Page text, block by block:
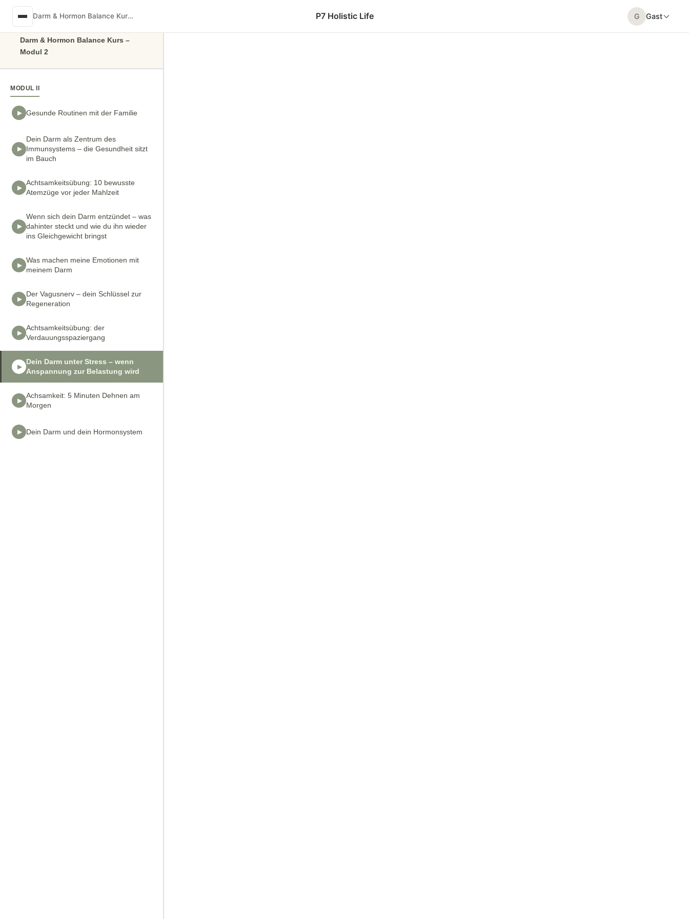
Skip to content
Darm & Hormon Balance Kurs –
Modul 2
MODUL II
Gesunde Routinen mit der Familie
Dein Darm als Zentrum des
Immunsystems – die Gesundheit sitzt
im Bauch
Achtsamkeitsübung: 10 bewusste
Atemzüge vor jeder Mahlzeit
Wenn sich dein Darm entzündet – was
dahinter steckt und wie du ihn wieder
ins Gleichgewicht bringst
Was machen meine Emotionen mit
meinem Darm
Der Vagusnerv – dein Schlüssel zur
Regeneration
Achtsamkeitsübung: der
Verdauungsspaziergang
Dein Darm unter Stress – wenn
Anspannung zur Belastung wird
Achsamkeit: 5 Minuten Dehnen am
Morgen
Dein Darm und dein Hormonsystem
Darm & Hormon Balance Kurs – Modul 2 P7 Holistic Life G Gast